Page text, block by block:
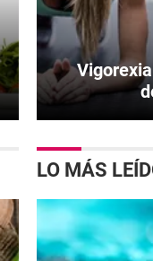
LO MÁS